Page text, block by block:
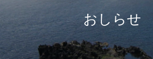
おし らせ